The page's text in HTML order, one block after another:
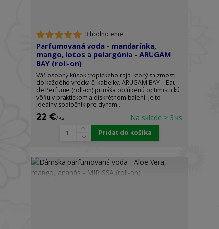
3 hodnotenie
Parfumovaná voda - mandarínka,
mango, lotos a pelargónia - ARUGAM
BAY (roll-on)
Váš osobný kúsok tropického raja, ktorý sa zmestí
do každého vrecka či kabelky. ARUGAM BAY – Eau
de Perfume (roll-on) prináša obľúbenú optimistickú
vôňu v praktickom a diskrétnom balení. Je to
ideálny spoločník pre dynam...
22 €/ks Na sklade > 3 ks
Pridať do košíka